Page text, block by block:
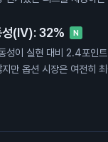
성(IV): 32% N
이 실현 대비 2.4포인
만 옵션 시장은 여전히
성이 따라 올라갈까, 아니